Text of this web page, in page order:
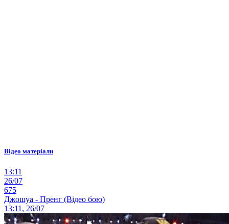
Відео матеріали
13:11
26/07
675
Джошуа - Пренг (Відео бою)
13:11, 26/07